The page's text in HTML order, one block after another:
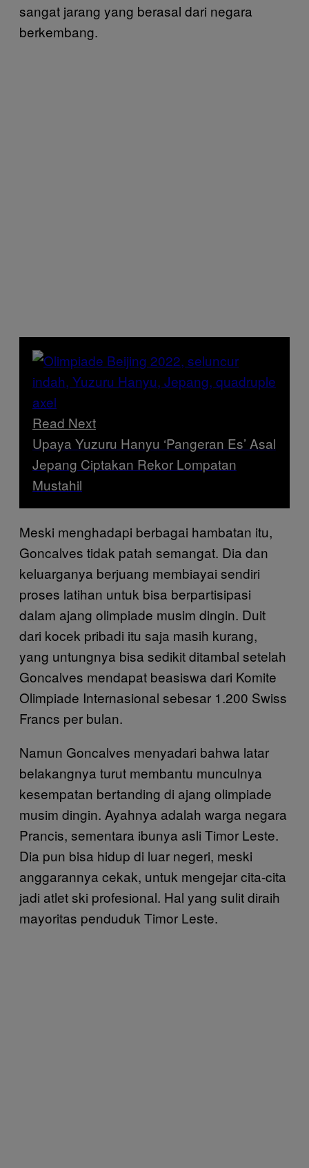
sangat jarang yang berasal dari negara
berkembang.
Read Next
Upaya Yuzuru Hanyu ‘Pangeran Es’ Asal
Jepang Ciptakan Rekor Lompatan
Mustahil
Meski menghadapi berbagai hambatan itu,
Goncalves tidak patah semangat. Dia dan
keluarganya berjuang membiayai sendiri
proses latihan untuk bisa berpartisipasi
dalam ajang olimpiade musim dingin. Duit
dari kocek pribadi itu saja masih kurang,
yang untungnya bisa sedikit ditambal setelah
Goncalves mendapat beasiswa dari Komite
Olimpiade Internasional sebesar 1.200 Swiss
Francs per bulan.
Namun Goncalves menyadari bahwa latar
belakangnya turut membantu munculnya
kesempatan bertanding di ajang olimpiade
musim dingin. Ayahnya adalah warga negara
Prancis, sementara ibunya asli Timor Leste.
Dia pun bisa hidup di luar negeri, meski
anggarannya cekak, untuk mengejar cita-cita
jadi atlet ski profesional. Hal yang sulit diraih
mayoritas penduduk Timor Leste.